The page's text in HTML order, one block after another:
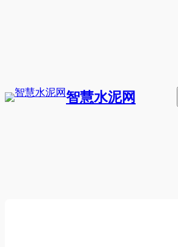
智慧水泥网